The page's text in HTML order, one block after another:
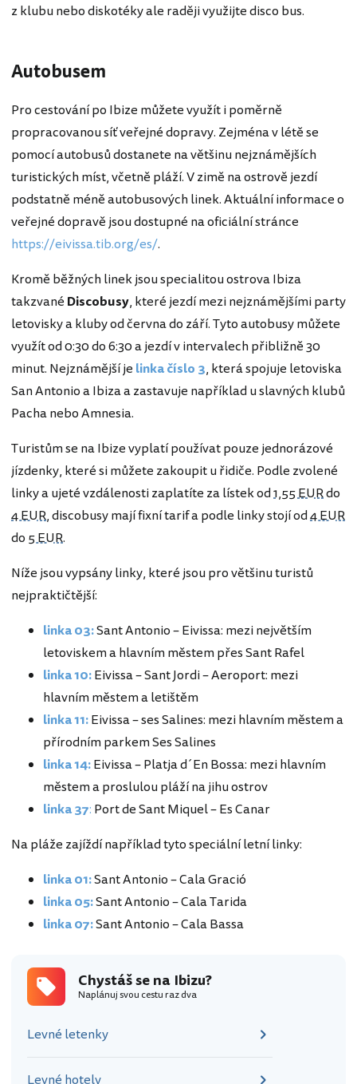
z klubu nebo diskotéky ale raději využijte disco bus.
Autobusem
Pro cestování po Ibize můžete využít i poměrně
propracovanou síť veřejné dopravy. Zejména v létě se
pomocí autobusů dostanete na většinu nejznámějších
turistických míst, včetně pláží. V zimě na ostrově jezdí
podstatně méně autobusových linek. Aktuální informace o
veřejné dopravě jsou dostupné na oficiální stránce
https://eivissa.tib.org/es/.
Kromě běžných linek jsou specialitou ostrova Ibiza
takzvané Discobusy, které jezdí mezi nejznámějšími party
letovisky a kluby od června do září. Tyto autobusy můžete
využít od 0:30 do 6:30 a jezdí v intervalech přibližně 30
minut. Nejznámější je linka číslo 3, která spojuje letoviska
San Antonio a Ibiza a zastavuje například u slavných klubů
Pacha nebo Amnesia.
Turistům se na Ibize vyplatí používat pouze jednorázové
jízdenky, které si můžete zakoupit u řidiče. Podle zvolené
linky a ujeté vzdálenosti zaplatíte za lístek od1,55 EURdo
4 EUR, discobusy mají fixní tarif a podle linky stojí od4 EUR
do 5 EUR.
Níže jsou vypsány linky, které jsou pro většinu turistů
nejpraktičtější:
linka 03:Sant Antonio – Eivissa: mezi největším
letoviskem a hlavním městem přes Sant Rafel
linka 10:Eivissa – Sant Jordi – Aeroport: mezi
hlavním městem a letištěm
linka 11:Eivissa – ses Salines: mezi hlavním městem a
přírodním parkem Ses Salines
linka 14:Eivissa – Platja d´En Bossa: mezi hlavním
městem a proslulou pláží na jihu ostrov
linka 37: Port de Sant Miquel – Es Canar
Na pláže zajíždí například tyto speciální letní linky:
linka 01:Sant Antonio – Cala Gració
linka 05:Sant Antonio – Cala Tarida
linka 07:Sant Antonio – Cala Bassa
Chystáš se na Ibizu?
Naplánuj svou cestu raz dva
Levné letenky
Levné hotely